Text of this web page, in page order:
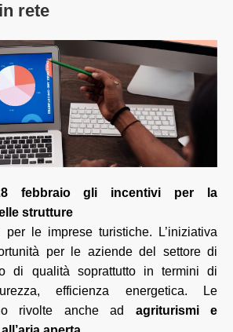
rete
febbraio gli incentivi per la
strutture
per le imprese turistiche. L’iniziativa
per le aziende del settore di
di qualità soprattutto in termini di
efficienza energetica. Le
rivolte anche ad agriturismi e